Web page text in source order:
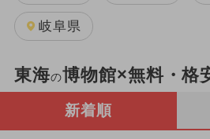
岐阜県
東海の博物館×無料・格
新着順